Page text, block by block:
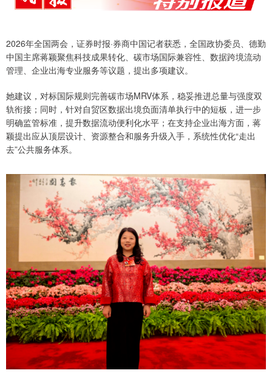
2026年全国两会，证券时报·券商中国记者获悉，全国政协委员、德勤
中国主席蒋颖聚焦科技成果转化、碳市场国际兼容性、数据跨境流动
管理、企业出海专业服务等议题，提出多项建议。
她建议，对标国际规则完善碳市场MRV体系，稳妥推进总量与强度双
轨衔接；同时，针对自贸区数据出境负面清单执行中的短板，进一步
明确监管标准，提升数据流动便利化水平；在支持企业出海方面，蒋
颖提出应从顶层设计、资源整合和服务升级入手，系统性优化“走出
去”公共服务体系。